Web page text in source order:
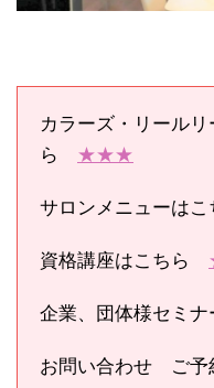
カラーズ・リール
ら ★★★
サロンメニューは
資格講座はこちら
企業、団体様セミ
お問い合わせ ご